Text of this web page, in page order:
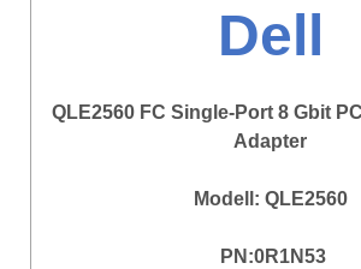
Dell
QLE2560 FC Single-Port 8 Gbit
Adapter
Modell: QLE2560
PN:0R1N53